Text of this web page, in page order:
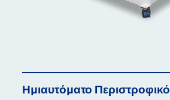
Ημιαυτόματο Περιστροφικό